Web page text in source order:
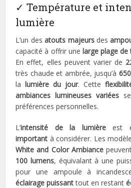
✓ Température et
lumière
L’un desatouts majeursdes
capacité à offrir une large plage
En effet, elles peuvent varier de
très chaude et ambrée, jusqu’à
la lumière du jour. Cette
ambiances lumineuses variées
préférences personnelles.
L’intensité de la lumièreest
important à considérer. Les
White and Color Ambiance
100 lumens, équivalant à une
pour une ampoule à
éclairage puissanttout en restant